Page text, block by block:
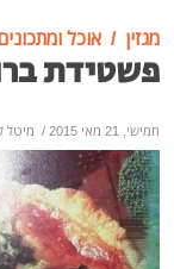
מגזין אוכל
פשטידת
חמישי, 21 מאי 2015 / מיטל